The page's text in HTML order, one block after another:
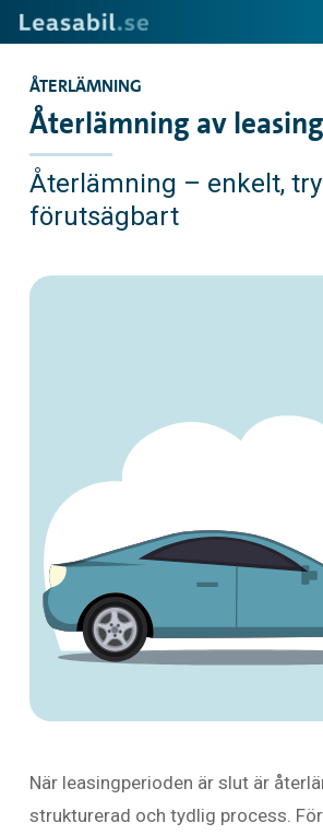
Skip
to
main
content
ÅTERLÄMNING
Återlämning av
Återlämning – enkelt,
förutsägbart
När leasingperioden är slut är
strukturerad och tydlig process.